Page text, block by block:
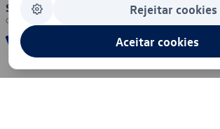
Segurança Rejeitar cookies
Aceitar cookies